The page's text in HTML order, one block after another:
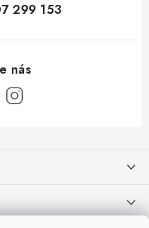
299 153